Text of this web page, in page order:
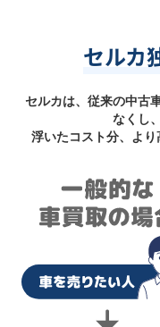
セルカ
セルカは、従来の中古
なくし
浮いたコスト分、よ